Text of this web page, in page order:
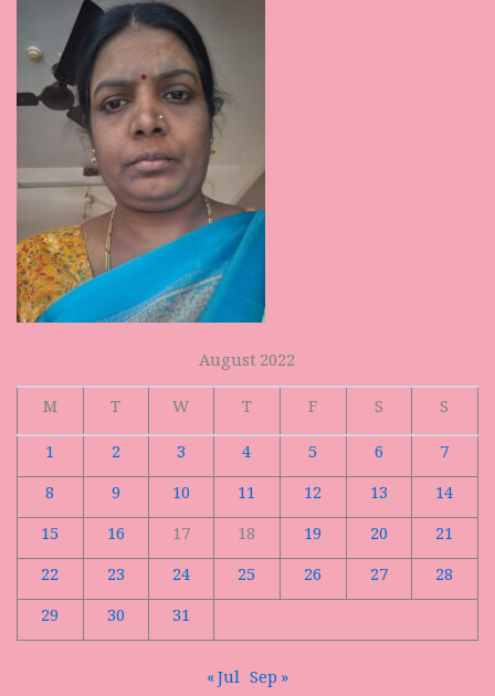
August 2022
M
T W T F S
S
1
2 3 4 5 6
7
8
9 10 11 12 13
14
15
16 17 18 19 20
21
22
23 24 25 26 27
28
29
30 31
« Jul Sep »